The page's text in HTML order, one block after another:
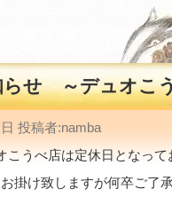
らせ ～デュオこ
投稿者:namba
こうべ店は定休日となって
掛け致しますが何卒ご了